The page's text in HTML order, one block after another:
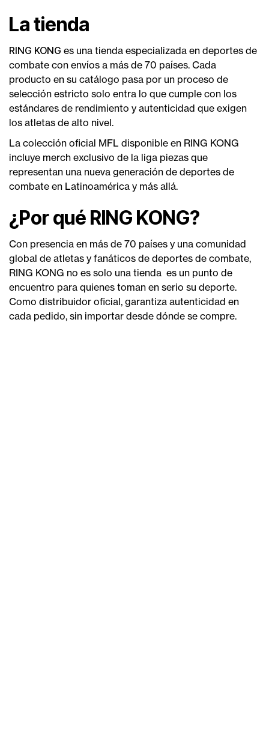
La tienda
RING KONG es una tienda especializada en deportes de
combate con envíos a más de 70 países. Cada
producto en su catálogo pasa por un proceso de
selección estricto solo entra lo que cumple con los
estándares de rendimiento y autenticidad que exigen
los atletas de alto nivel.
La colección oficial MFL disponible en RING KONG
incluye merch exclusivo de la liga piezas que
representan una nueva generación de deportes de
combate en Latinoamérica y más allá.
¿Por qué RING KONG?
Con presencia en más de 70 países y una comunidad
global de atletas y fanáticos de deportes de combate,
RING KONG no es solo una tienda es un punto de
encuentro para quienes toman en serio su deporte.
Como distribuidor oficial, garantiza autenticidad en
cada pedido, sin importar desde dónde se compre.